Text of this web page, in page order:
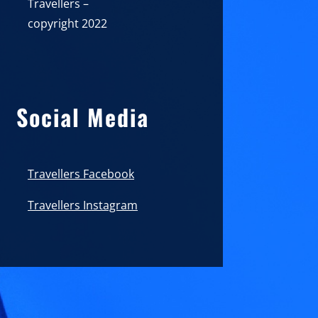
Travellers –
copyright 2022
Social Media
Travellers Facebook
Travellers Instagram